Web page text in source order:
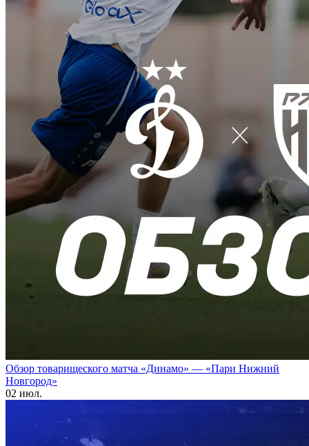
Обзор товарищеского матча «Динамо» — «Пари Нижний
Новгород»
02 июл.